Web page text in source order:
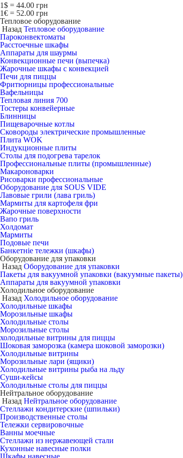
1$ = 44.00 грн
1€ = 52.00 грн
Тепловое оборудование
Назад Тепловое оборудование
Пароконвектоматы
Расcтоечные шкафы
Аппараты для шаурмы
Конвекционные печи (выпечка)
Жарочные шкафы с конвекцией
Печи для пиццы
Фритюрницы профессиональные
Вафельницы
Тепловая линия 700
Тостеры конвейерные
Блинницы
Пищеварочные котлы
Сковороды электрические промышленные
Плита WOK
Индукционные плиты
Столы для подогрева тарелок
Профессиональные плиты (промышленные)
Макароноварки
Рисоварки профессиональные
Оборудование для SOUS VIDE
Лавовые грили (лава гриль)
Мармиты для картофеля фри
Жарочные поверхности
Вапо гриль
Холдомат
Мармиты
Подовые печи
Банкетніе тележки (шкафы)
Оборудование для упаковки
Назад Оборудование для упаковки
Пакеты для вакуумной упаковки (вакуумные пакеты)
Аппараты для вакуумной упаковки
Холодильное оборудование
Назад Холодильное оборудование
Холодильные шкафы
Морозильные шкафы
Холодильные столы
Морозильные столы
холодильные витрины для пиццы
Шоковая заморозка (камера шоковой заморозки)
Холодильные витрины
Морозильные лари (ящики)
Холодильные витрины рыба на льду
Суши-кейсы
Холодильные столы для пиццы
Нейтральное оборудование
Назад Нейтральное оборудование
Стеллажи кондитерские (шпильки)
Производственные столы
Тележки сервировочные
Ванны моечные
Стеллажи из нержавеющей стали
Кухонные навесные полки
Шкафы навесные